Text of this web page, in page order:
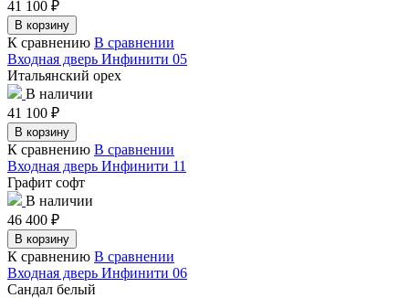
41 100 ₽
В корзину
К сравнению В сравнении
Входная дверь Инфинити 05
Итальянский орех
В наличии
41 100 ₽
В корзину
К сравнению В сравнении
Входная дверь Инфинити 11
Графит софт
В наличии
46 400 ₽
В корзину
К сравнению В сравнении
Входная дверь Инфинити 06
Сандал белый